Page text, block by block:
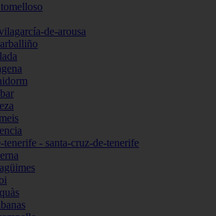
de-arousa
tenerife - santa-cruz-de-tenerife